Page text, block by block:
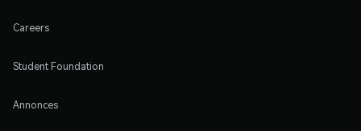
Careers
Student Foundation
Annonces